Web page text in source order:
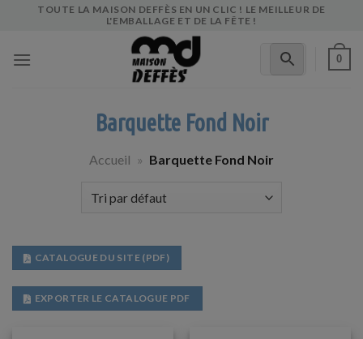
TOUTE LA MAISON DEFFÈS EN UN CLIC ! LE MEILLEUR DE
L'EMBALLAGE ET DE LA FÊTE !
0
Barquette Fond Noir
Accueil » Barquette Fond Noir
CATALOGUE DU SITE (PDF)
EXPORTER LE CATALOGUE PDF